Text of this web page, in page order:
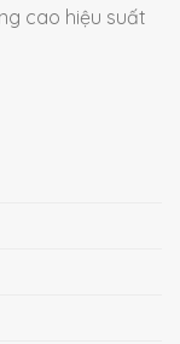
cao hiệu suất